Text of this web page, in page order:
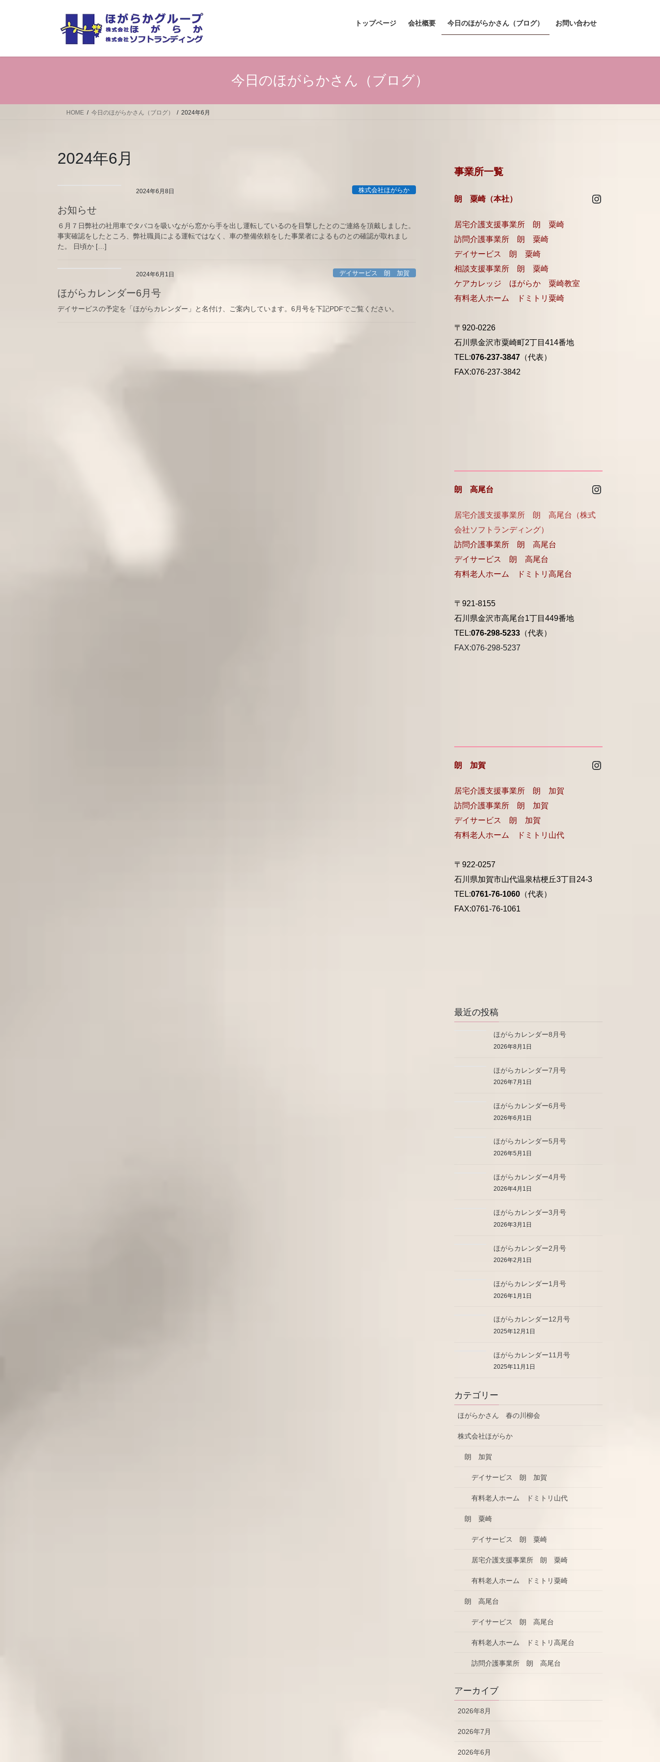
トップページ 会社概要 今日のほがらかさん（ブログ） お問い合わせ
今日のほがらかさん（ブログ）
HOME 今日のほがらかさん（ブログ） 2024年6月
2024年6月
2024年6月8日 株式会社ほがらか
お知らせ
６月７日弊社の社用車でタバコを吸いながら窓から手を出し運転しているのを目撃したとのご連絡を頂戴しました。
事実確認をしたところ、弊社職員による運転ではなく、車の整備依頼をした事業者によるものとの確認が取れまし
た。 日頃か […]
2024年6月1日 デイサービス 朗 加賀
ほがらカレンダー6月号
デイサービスの予定を「ほがらカレンダー」と名付け、ご案内しています。6月号を下記PDFでご覧ください。
事業所一覧
朗 粟崎（本社） Instagram
居宅介護支援事業所 朗 粟崎
訪問介護事業所 朗 粟崎
デイサービス 朗 粟崎
相談支援事業所 朗 粟崎
ケアカレッジ ほがらか 粟崎教室
有料老人ホーム ドミトリ粟崎
〒920-0226
石川県金沢市粟崎町2丁目414番地
TEL:076-237-3847 （代表）
FAX:076-237-3842
朗 高尾台 Instagram
居宅介護支援事業所 朗 高尾台（株式
会社ソフトランディング）
訪問介護事業所 朗 高尾台
デイサービス 朗 高尾台
有料老人ホーム ドミトリ高尾台
〒921-8155
石川県金沢市高尾台1丁目449番地
TEL:076-298-5233 （代表）
FAX:076-298-5237
朗 加賀 Instagram
居宅介護支援事業所 朗 加賀
訪問介護事業所 朗 加賀
デイサービス 朗 加賀
有料老人ホーム ドミトリ山代
〒922-0257
石川県加賀市山代温泉桔梗丘3丁目24-3
TEL:0761-76-1060 （代表）
FAX:0761-76-1061
最近の投稿
ほがらカレンダー8月号
2026年8月1日
ほがらカレンダー7月号
2026年7月1日
ほがらカレンダー6月号
2026年6月1日
ほがらカレンダー5月号
2026年5月1日
ほがらカレンダー4月号
2026年4月1日
ほがらカレンダー3月号
2026年3月1日
ほがらカレンダー2月号
2026年2月1日
ほがらカレンダー1月号
2026年1月1日
ほがらカレンダー12月号
2025年12月1日
ほがらカレンダー11月号
2025年11月1日
カテゴリー
ほがらかさん 春の川柳会
株式会社ほがらか
朗 加賀
デイサービス 朗 加賀
有料老人ホーム ドミトリ山代
朗 粟崎
デイサービス 朗 粟崎
居宅介護支援事業所 朗 粟崎
有料老人ホーム ドミトリ粟崎
朗 高尾台
デイサービス 朗 高尾台
有料老人ホーム ドミトリ高尾台
訪問介護事業所 朗 高尾台
アーカイブ
2026年8月
2026年7月
2026年6月